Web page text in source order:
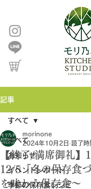
記事
すべて
お知らせ
イベントレポート
季節の保存食レシピ
すべて
【終了/満席御礼】
12/5『冬の保存食
を味わう保存食～
morinone
2024年10月2日 読了